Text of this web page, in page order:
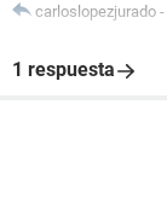
carloslopezjurado -
1 respuesta